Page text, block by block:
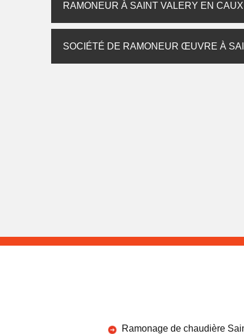
RAMONEUR À SAINT VALERY EN CAUX
SOCIÉTÉ DE RAMONEUR ŒUVRE À
Ramonage de chaudière